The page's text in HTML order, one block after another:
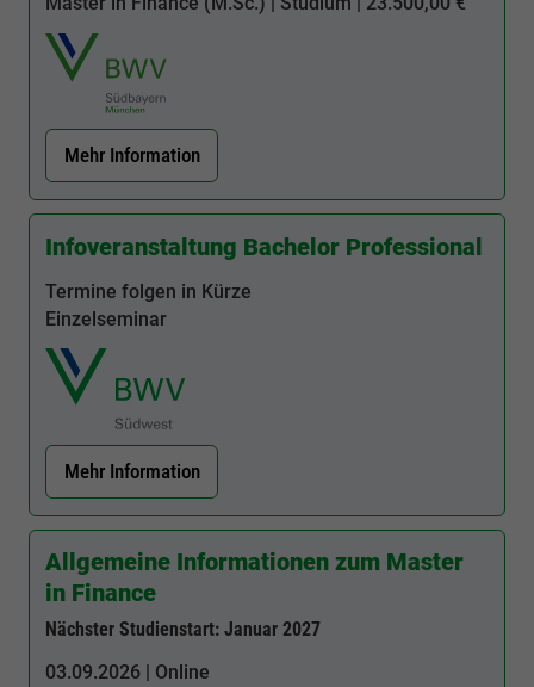
Mehr Information
Infoveranstaltung Bachelor Professional
Termine folgen in Kürze
Einzelseminar
Mehr Information
Allgemeine Informationen zum Master
in Finance
Nächster Studienstart: Januar 2027
03.09.2026 | Online